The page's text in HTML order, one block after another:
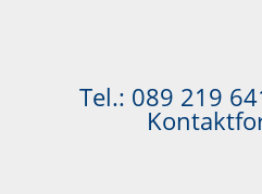
Tel.: 089 219